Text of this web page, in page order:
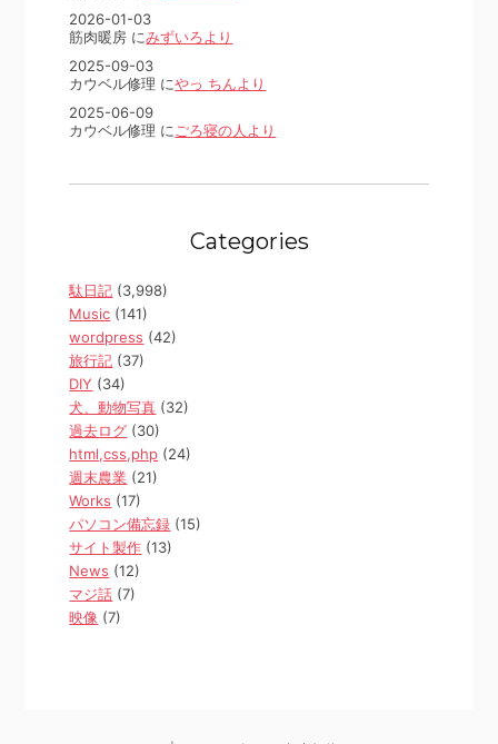
2026-01-03
筋肉暖房 にみずいろより
2025-09-03
カウベル修理 にやっ ちんより
2025-06-09
カウベル修理 に ごろ寝の人より
Categories
駄日記 (3,998)
Music (141)
wordpress (42)
旅行記 (37)
DIY (34)
犬、動物写真 (32)
過去ログ (30)
html,css,php (24)
週末農業 (21)
Works (17)
パソコン備忘録 (15)
サイト製作 (13)
News (12)
マジ話 (7)
映像 (7)